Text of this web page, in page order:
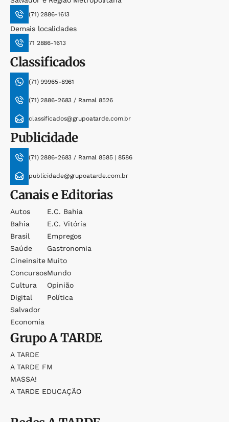
(71) 2886-1613
Demais localidades
71 2886-1613
Classificados
(71) 99965-8961
(71) 2886-2683 / Ramal 8526
classificados@grupoatarde.com.br
Publicidade
(71) 2886-2683 / Ramal 8585 | 8586
publicidade@grupoatarde.com.br
Canais e Editorias
Autos
Bahia
Brasil
Saúde
Cineinsite
Concursos
Cultura
Digital
Salvador
Economia
E.c. Bahia
E.c. Vitória
Empregos
Gastronomia
Muito
Mundo
Opinião
Política
GrupoA TARDE
A TARDE
A TARDE FM
MASSA!
A TARDE EDUCAÇÃO